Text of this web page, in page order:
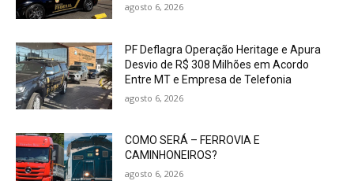
agosto 6, 2026
PF Deflagra Operação Heritage e Apura
Desvio de R$ 308 Milhões em Acordo
Entre MT e Empresa de Telefonia
agosto 6, 2026
COMO SERÁ – FERROVIA E
CAMINHONEIROS?
agosto 6, 2026